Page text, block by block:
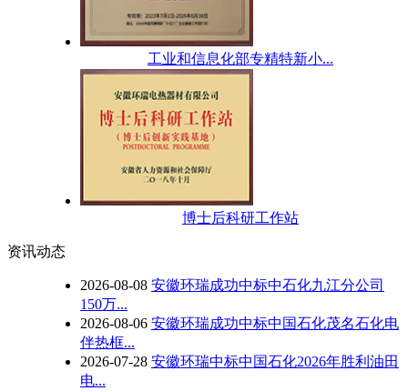
工业和信息化部专精特新小...
博士后科研工作站
资讯动态
2026-08-08 安徽环瑞成功中标中石化九江分公司
150万...
2026-08-06 安徽环瑞成功中标中国石化茂名石化电
伴热框...
2026-07-28 安徽环瑞中标中国石化2026年胜利油田
电...